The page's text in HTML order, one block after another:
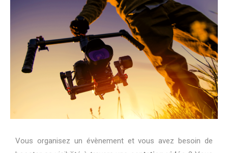
Vous organisez un évènement et vous avez besoin de